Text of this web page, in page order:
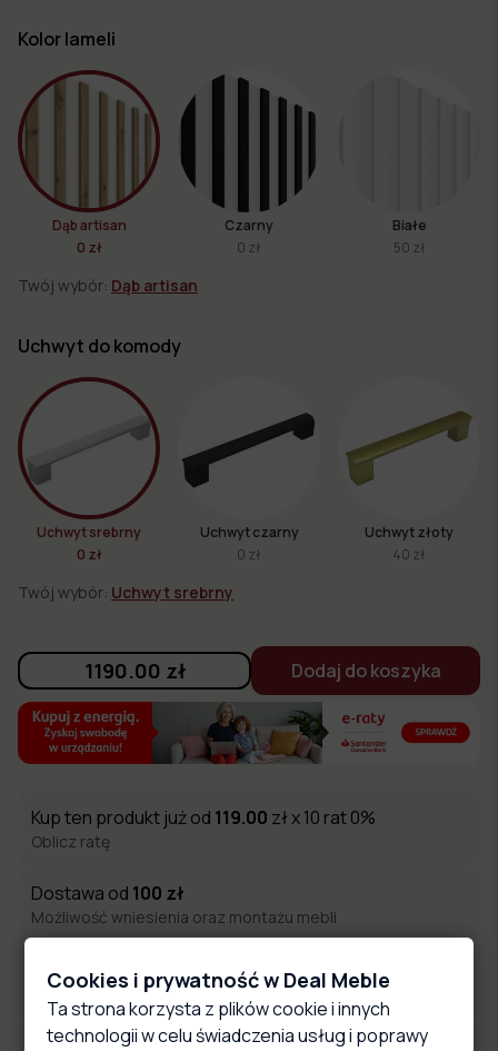
Kolor lameli
Dąb artisan
0 zł
Czarny
0 zł
Białe
50 zł
Twój wybór: Dąb artisan
Uchwyt do komody
Uchwyt srebrny
0 zł
Uchwyt czarny
0 zł
Uchwyt złoty
40 zł
Twój wybór: Uchwyt srebrny
1190.00 zł Dodaj do koszyka
Kup ten produkt już od 119.00 zł x 10 rat 0%
Oblicz ratę
Dostawa od 100 zł
Możliwość wniesienia oraz montażu mebli
Produkcja w: dni robocze
Produkujemy meble na zamówienie w Polsce
Zakupy objęte ochroną kupującego
Cookies i prywatność w Deal Meble
Ta strona korzysta z plików cookie i innych
technologii w celu świadczenia usług i poprawy